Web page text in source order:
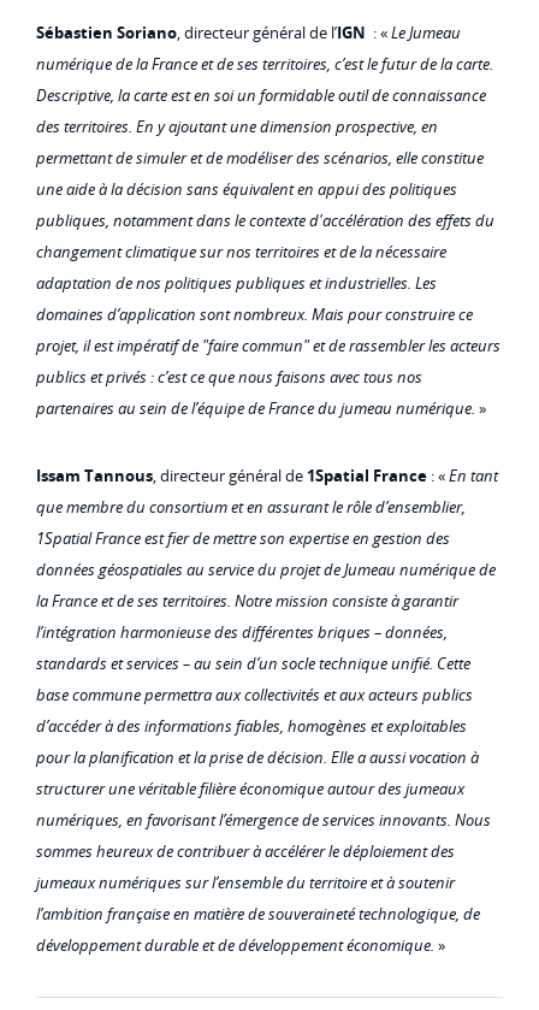
Sébastien Soriano, directeur général de l’IGN : «Le Jumeau
numérique de la France et de ses territoires, c’est le futur de la carte.
Descriptive, la carte est en soi un formidable outil de connaissance
des territoires. En y ajoutant une dimension prospective, en
permettant de simuler et de modéliser des scénarios, elle constitue
une aide à la décision sans équivalent en appui des politiques
publiques, notamment dans le contexte d'accélération des effets du
changement climatique sur nos territoires et de la nécessaire
adaptation de nos politiques publiques et industrielles. Les
domaines d’application sont nombreux. Mais pour construire ce
projet, il est impératif de "faire commun" et de rassembler les acteurs
publics et privés : c’est ce que nous faisons avec tous nos
partenaires au sein de l’équipe de France du jumeau numérique. »
Issam Tannous, directeur général de 1Spatial France : «En tant
que membre du consortium et en assurant le rôle d’ensemblier,
1Spatial France est fier de mettre son expertise en gestion des
données géospatiales au service du projet de Jumeau numérique de
la France et de ses territoires. Notre mission consiste à garantir
l’intégration harmonieuse des différentes briques – données,
standards et services – au sein d’un socle technique unifié. Cette
base commune permettra aux collectivités et aux acteurs publics
d’accéder à des informations fiables, homogènes et exploitables
pour la planification et la prise de décision. Elle a aussi vocation à
structurer une véritable filière économique autour des jumeaux
numériques, en favorisant l’émergence de services innovants. Nous
sommes heureux de contribuer à accélérer le déploiement des
jumeaux numériques sur l’ensemble du territoire et à soutenir
l’ambition française en matière de souveraineté technologique, de
développement durable et de développement économique. »